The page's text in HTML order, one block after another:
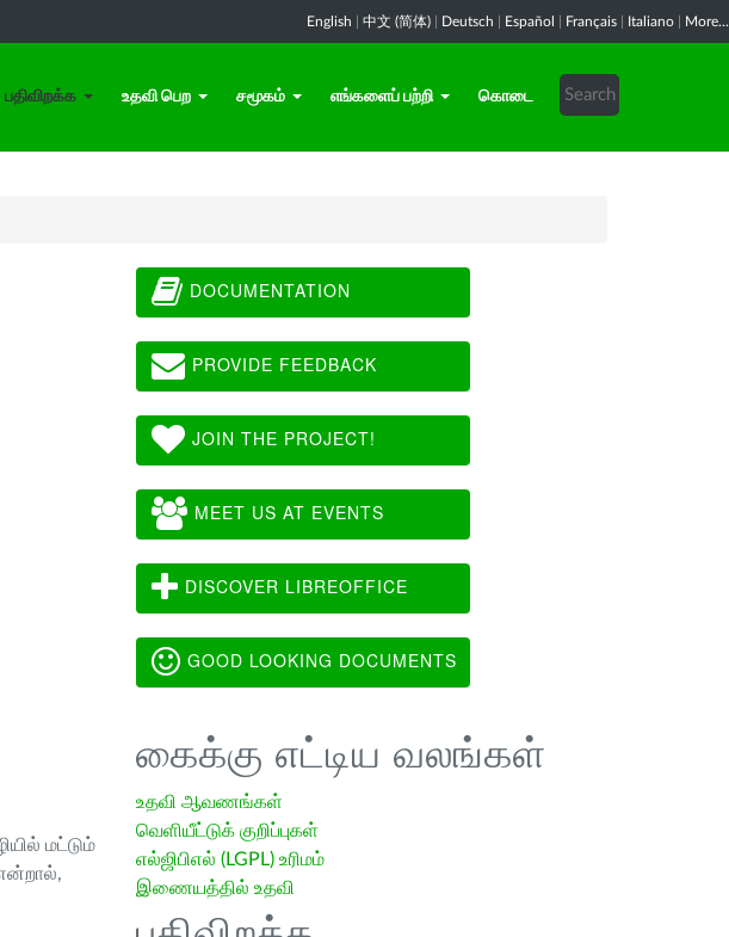
English 中文 (简体) Deutsch Español Français Italiano More...
பதிவிறக்க உதவி பெற சமூகம் எங்களைப் பற்றி கொடை
மட்டும்
DOCUMENTATION
PROVIDE FEEDBACK
JOIN THE PROJECT!
MEET US AT EVENTS
DISCOVER LIBREOFFICE
GOOD LOOKING DOCUMENTS
கைக்கு எட்டிய வலங்கள்
உதவி ஆவணங்கள்
வெளியீட்டுக் குறிப்புகள்
எல்ஜிபிஎல் (LGPL) உரிமம்
இணையத்தில் உதவி